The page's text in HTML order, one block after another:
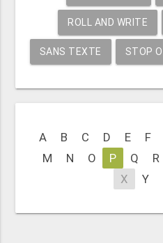
ROLL AND WRITE
SANS TEXTE STOP
A B C D E F
M
N O P Q R
X
Y